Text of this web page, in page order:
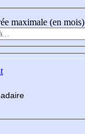
maximale (en mois)